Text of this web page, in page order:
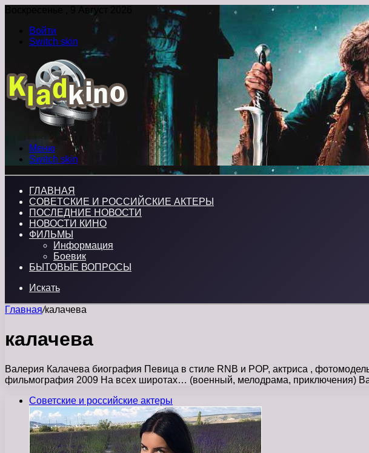
Воскресенье , 9 Август 2026
Войти
Switch skin
Меню
Switch skin
ГЛАВНАЯ
СОВЕТСКИЕ И РОССИЙСКИЕ АКТЕРЫ
ПОСЛЕДНИЕ НОВОСТИ
НОВОСТИ КИНО
ФИЛЬМЫ
Информация
Боевик
БЫТОВЫЕ ВОПРОСЫ
Искать
Главная/калачева
калачева
Валерия Калачева биография Певица в стиле RNB и POP, актриса ,
фильмография 2009 На всех широтах… (военный, мелодрама, приключения)
Советские и российские актеры